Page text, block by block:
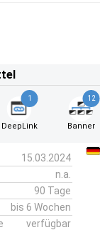
1
DeepLink
12
Banner
15.03.2024
n.a.
90 Tage
bis 6 Wochen
verfügbar